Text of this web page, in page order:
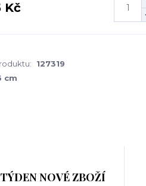
Kč
127319
cm
NOVÉ ZBOŽÍ